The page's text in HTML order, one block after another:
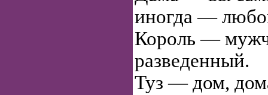
иногда —
Король —
разведенный.
Туз — дом,